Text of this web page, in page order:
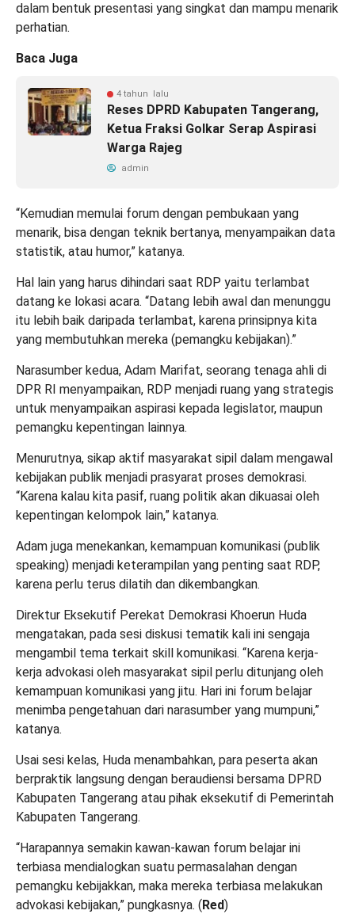
dalam bentuk presentasi yang singkat dan mampu menarik
perhatian.
Baca Juga
4 tahun lalu
Reses DPRD Kabupaten Tangerang,
Ketua Fraksi Golkar Serap Aspirasi
Warga Rajeg
admin
“Kemudian memulai forum dengan pembukaan yang
menarik, bisa dengan teknik bertanya, menyampaikan data
statistik, atau humor,” katanya.
Hal lain yang harus dihindari saat RDP yaitu terlambat
datang ke lokasi acara. “Datang lebih awal dan menunggu
itu lebih baik daripada terlambat, karena prinsipnya kita
yang membutuhkan mereka (pemangku kebijakan).”
Narasumber kedua, Adam Marifat, seorang tenaga ahli di
DPR RI menyampaikan, RDP menjadi ruang yang strategis
untuk menyampaikan aspirasi kepada legislator, maupun
pemangku kepentingan lainnya.
Menurutnya, sikap aktif masyarakat sipil dalam mengawal
kebijakan publik menjadi prasyarat proses demokrasi.
“Karena kalau kita pasif, ruang politik akan dikuasai oleh
kepentingan kelompok lain,” katanya.
Adam juga menekankan, kemampuan komunikasi (publik
speaking) menjadi keterampilan yang penting saat RDP,
karena perlu terus dilatih dan dikembangkan.
Direktur Eksekutif Perekat Demokrasi Khoerun Huda
mengatakan, pada sesi diskusi tematik kali ini sengaja
mengambil tema terkait skill komunikasi. “Karena kerja-
kerja advokasi oleh masyarakat sipil perlu ditunjang oleh
kemampuan komunikasi yang jitu. Hari ini forum belajar
menimba pengetahuan dari narasumber yang mumpuni,”
katanya.
Usai sesi kelas, Huda menambahkan, para peserta akan
berpraktik langsung dengan beraudiensi bersama DPRD
Kabupaten Tangerang atau pihak eksekutif di Pemerintah
Kabupaten Tangerang.
“Harapannya semakin kawan-kawan forum belajar ini
terbiasa mendialogkan suatu permasalahan dengan
pemangku kebijakkan, maka mereka terbiasa melakukan
advokasi kebijakan,” pungkasnya. ( Red)